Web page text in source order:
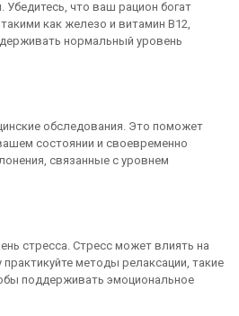
Убедитесь, что ваш рацион богат
как железо и витамин B12,
нормальный уровень
обследования. Это поможет
состоянии и своевременно
связанные с уровнем
стресса. Стресс может влиять на
методы релаксации, такие
поддерживать эмоциональное